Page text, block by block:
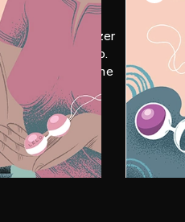
Moisturizer
inserida primeiro.
depois adicione
extras para
Deite
com